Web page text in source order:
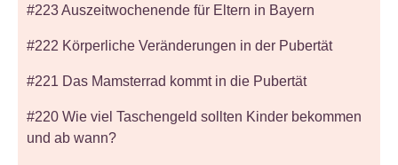
#223 Auszeitwochenende für Eltern in Bayern
#222 Körperliche Veränderungen in der Pubertät
#221 Das Mamsterrad kommt in die Pubertät
#220 Wie viel Taschengeld sollten Kinder bekommen
und ab wann?